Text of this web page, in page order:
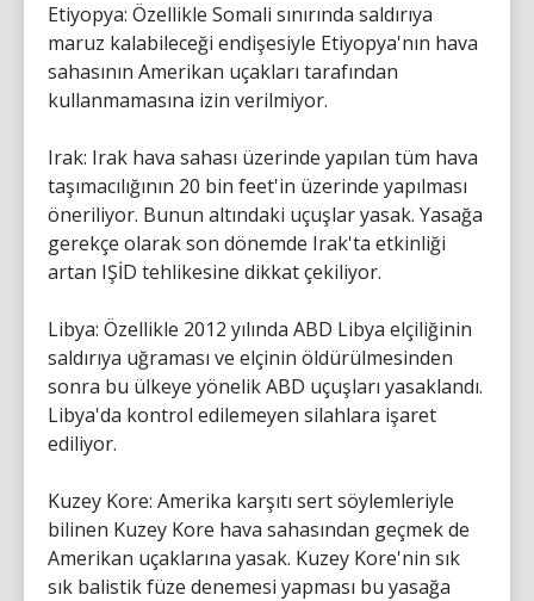
Etiyopya: Özellikle Somali sınırında saldırıya
maruz kalabileceği endişesiyle Etiyopya'nın hava
sahasının Amerikan uçakları tarafından
kullanmamasına izin verilmiyor.
Irak: Irak hava sahası üzerinde yapılan tüm hava
taşımacılığının 20 bin feet'in üzerinde yapılması
öneriliyor. Bunun altındaki uçuşlar yasak. Yasağa
gerekçe olarak son dönemde Irak'ta etkinliği
artan IŞİD tehlikesine dikkat çekiliyor.
Libya: Özellikle 2012 yılında ABD Libya elçiliğinin
saldırıya uğraması ve elçinin öldürülmesinden
sonra bu ülkeye yönelik ABD uçuşları yasaklandı.
Libya'da kontrol edilemeyen silahlara işaret
ediliyor.
Kuzey Kore: Amerika karşıtı sert söylemleriyle
bilinen Kuzey Kore hava sahasından geçmek de
Amerikan uçaklarına yasak. Kuzey Kore'nin sık
sık balistik füze denemesi yapması bu yasağa